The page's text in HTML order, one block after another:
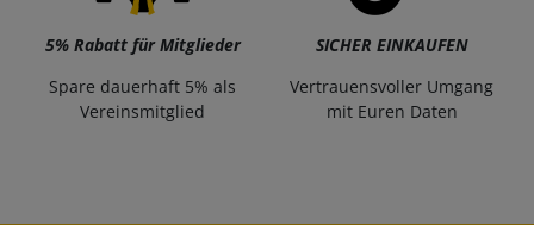
5% Rabatt für Mitglieder
Spare dauerhaft 5% als
Vereinsmitglied
SICHER EINKAUFEN
Vertrauensvoller Umgang
mit Euren Daten